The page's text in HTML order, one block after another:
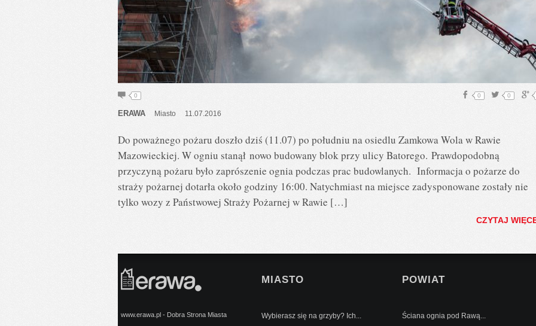
0 0
0
ERAWA Miasto 11.07.2016
Do poważnego pożaru doszło dziś (11.07) po południu na osiedlu Zamkowa Wola w Rawie
Mazowieckiej. W ogniu stanął nowo budowany blok przy ulicy Batorego. Prawdopodobną
przyczyną pożaru było zaprószenie ognia podczas prac budowlanych. Informacja o pożarze do
straży pożarnej dotarła około godziny 16:00. Natychmiast na miejsce zadysponowane zostały nie
tylko wozy z Państwowej Straży Pożarnej w Rawie […]
CZYTAJ
www.erawa.pl - Dobra Strona Miasta
MIASTO
Wybierasz się na grzyby? Ich...
POWIAT
Ściana ognia pod Rawą...